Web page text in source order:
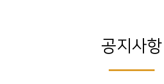
공지사항